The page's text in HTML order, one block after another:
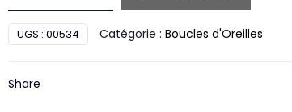
Boucles
d'oreilles
Or
UGS : 00534 Catégorie : Boucles d'Oreilles
Share